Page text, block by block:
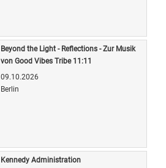
Beyond the Light - Reflections - Zur Musik
von Good Vibes Tribe 11:11
09.10.2026
Berlin
Kennedy Administration